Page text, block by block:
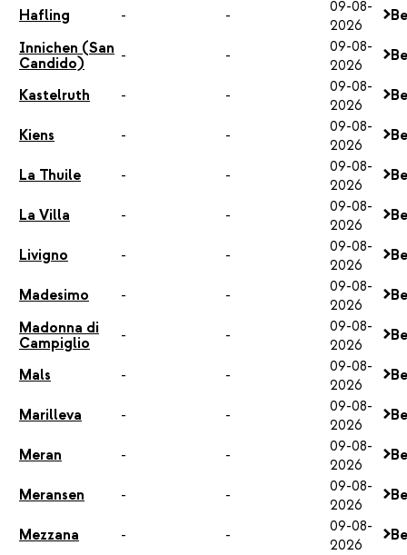
Hafling - -
09-08-
2026
Innichen (San
Candido)
- -
09-08-
2026
Kastelruth - -
09-08-
2026
Kiens - -
09-08-
2026
La Thuile - -
09-08-
2026
La Villa - -
09-08-
2026
Livigno - -
09-08-
2026
Madesimo - -
09-08-
2026
Madonna di
Campiglio
- -
09-08-
2026
Mals - -
09-08-
2026
Marilleva - -
09-08-
2026
Meran - -
09-08-
2026
Meransen - -
09-08-
2026
Mezzana - -
09-08-
2026